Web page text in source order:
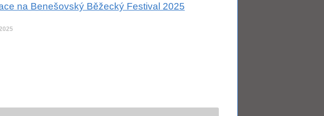
na Benešovský Běžecký Festival 2025